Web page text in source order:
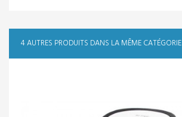
4 AUTRES PRODUITS DANS LA MÊME CATÉGORIE